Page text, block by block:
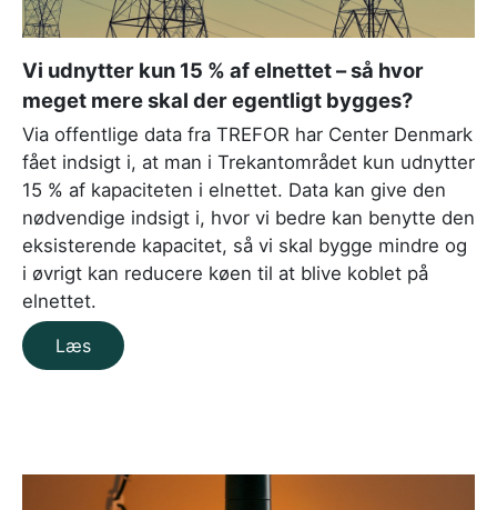
Vi udnytter kun 15 % af elnettet – så hvor
meget mere skal der egentligt bygges?
Via offentlige data fra TREFOR har Center Denmark
fået indsigt i, at man i Trekantområdet kun udnytter
15 % af kapaciteten i elnettet. Data kan give den
nødvendige indsigt i, hvor vi bedre kan benytte den
eksisterende kapacitet, så vi skal bygge mindre og
i øvrigt kan reducere køen til at blive koblet på
elnettet.
Læs